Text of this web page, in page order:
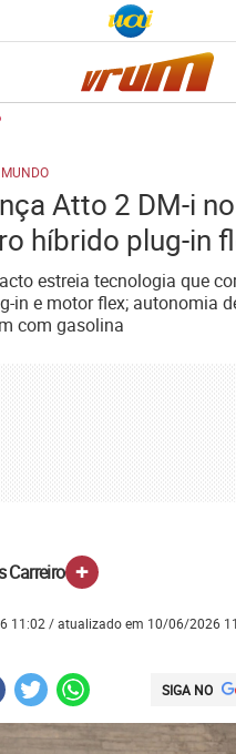
Atto 2 DM-i
híbrido plug-in
estreia tecnologia que
in e motor flex; autonomia
com gasolina
Carreiro +
11:02 / atualizado em 10/06/2026
SIGA NO